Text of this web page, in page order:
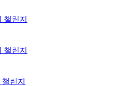
챌린지
챌린지
린지